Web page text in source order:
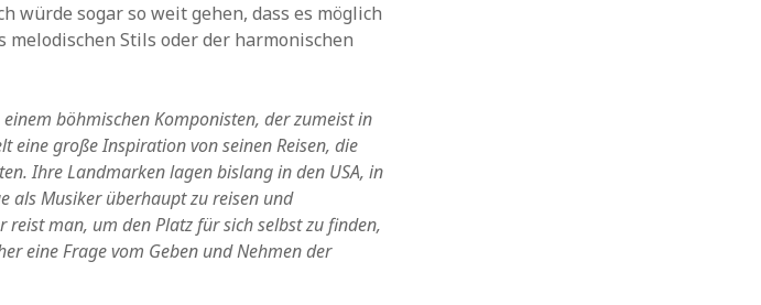
würde sogar so weit gehen, dass es möglich
melodischen Stils oder der harmonischen
böhmischen Komponisten, der zumeist in
große Inspiration von seinen Reisen, die
Ihre Landmarken lagen bislang in den USA, in
als Musiker überhaupt zu reisen und
man, um den Platz für sich selbst zu finden,
eine Frage vom Geben und Nehmen der